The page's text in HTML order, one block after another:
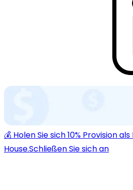
💰 Holen Sie sich 10% Provision
House.Schließen Sie sich an